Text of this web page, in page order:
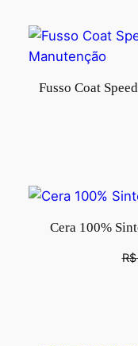
Fusso Coat
Cera 100%
R$